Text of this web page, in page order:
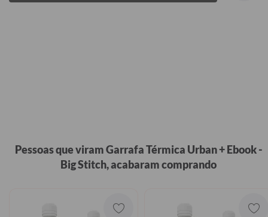
Pessoas que viram Garrafa Térmica Urban + Ebook -
Big Stitch, acabaram comprando